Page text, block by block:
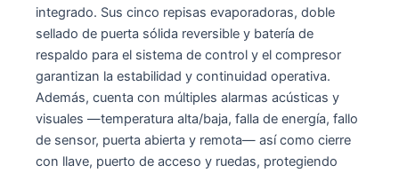
integrado. Sus cinco repisas evaporadoras, doble
sellado de puerta sólida reversible y batería de
respaldo para el sistema de control y el compresor
garantizan la estabilidad y continuidad operativa.
Además, cuenta con múltiples alarmas acústicas y
visuales —temperatura alta/baja, falla de energía, fallo
de sensor, puerta abierta y remota— así como cierre
con llave, puerto de acceso y ruedas, protegiendo